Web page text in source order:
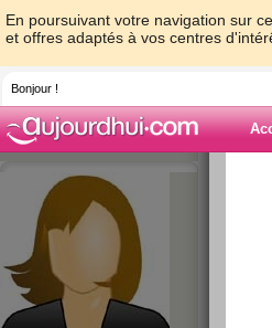
En poursuivant votre navigation sur
et offres adaptés à vos centres
Bonjour !